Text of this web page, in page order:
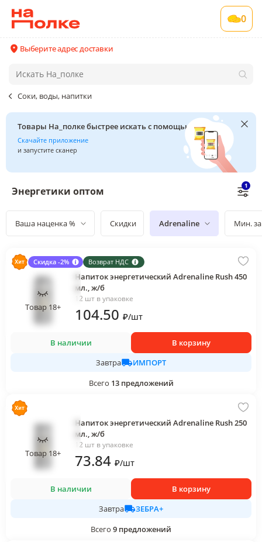
0
Выберите адрес доставки
Соки, воды, напитки
Товары На_полке быстрее искать с помощью сканера
Скачайте приложение
и запустите сканер
Энергетики оптом 1
Ваша наценка % Скидки Adrenaline Мин.
Скидка -2% Возврат НДС
Товар 18+
Напиток энергетический Adrenaline Rush 450
мл., ж/б
12 шт в упаковке
104.50 ₽/шт
В наличии
В корзину
Завтра
ИМПОРТ
Всего 13 предложений
Товар 18+
Напиток энергетический Adrenaline Rush 250
мл., ж/б
12 шт в упаковке
73.84 ₽/шт
В наличии
В корзину
Завтра
ЗЕБРА+
Всего 9 предложений